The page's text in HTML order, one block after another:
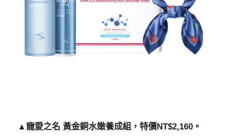
▲寵愛之名 黃金銅水嫩養成組，特價NT$2,160。